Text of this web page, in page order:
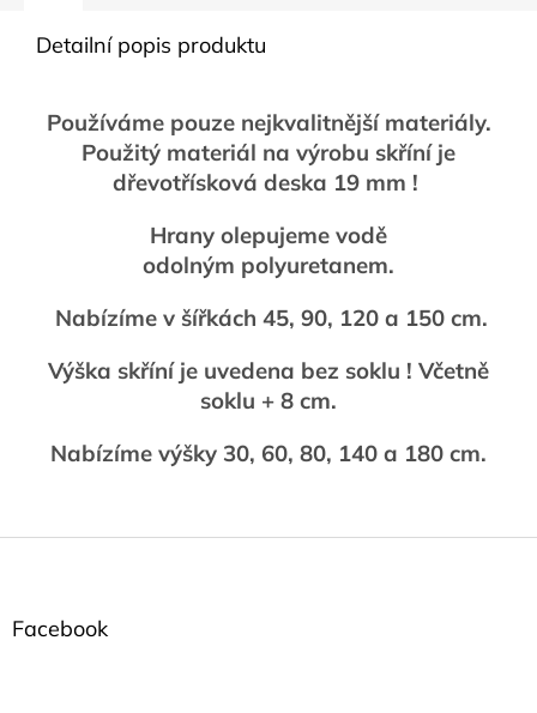
Detailní popis produktu
Používáme pouze nejkvalitnější materiály.
Použitý materiál na výrobu skříní je
dřevotřísková deska 19 mm !
Hrany olepujeme vodě
odolným polyuretanem.
Nabízíme v šířkách 45, 90, 120 a 150 cm.
Výška skříní je uvedena bez soklu ! Včetně
soklu + 8 cm.
Nabízíme výšky 30, 60, 80, 140 a 180 cm.
Z
Facebook